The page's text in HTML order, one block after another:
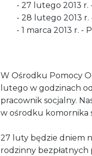
- 27 lutego 2013
- 28 lutego 2013 r.
- 1 marca 2013 r. -
W Ośrodku Pomocy
lutego w godzinach
pracownik socjalny.
w ośrodku komornika
27 luty będzie dniem
rodzinny